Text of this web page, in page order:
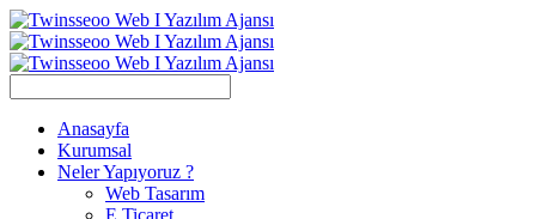
Anasayfa
Kurumsal
Neler Yapıyoruz ?
Web Tasarım
E Ticaret